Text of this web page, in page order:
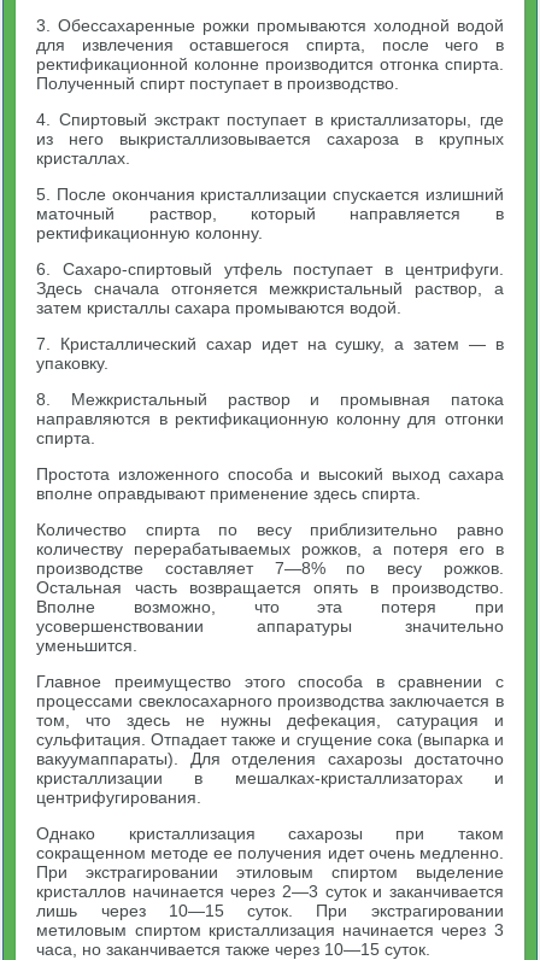
3. Обессахаренные рожки промываются холодной водой
для извлечения оставшегося спирта, после чего в
ректификационной колонне производится отгонка спирта.
Полученный спирт поступает в производство.
4. Спиртовый экстракт поступает в кристаллизаторы, где
из него выкристаллизовывается сахароза в крупных
кристаллах.
5. После окончания кристаллизации спускается излишний
маточный раствор, который направляется в
ректификационную колонну.
6. Caxapo-спиртовый утфель поступает в центрифуги.
Здесь сначала отгоняется межкристальный раствор, а
затем кристаллы сахара промываются водой.
7. Кристаллический сахар идет на сушку, а затем — в
упаковку.
8. Межкристальный раствор и промывная патока
направляются в ректификационную колонну для отгонки
спирта.
Простота изложенного способа и высокий выход сахара
вполне оправдывают применение здесь спирта.
Количество спирта по весу приблизительно равно
количеству перерабатываемых рожков, а потеря его в
производстве составляет 7—8% по весу рожков.
Остальная часть возвращается опять в производство.
Вполне возможно, что эта потеря при
усовершенствовании аппаратуры значительно
уменьшится.
Главное преимущество этого способа в сравнении с
процессами свеклосахарного производства заключается в
том, что здесь не нужны дефекация, сатурация и
сульфитация. Отпадает также и сгущение сока (выпарка и
вакуумаппараты). Для отделения сахарозы достаточно
кристаллизации в мешалках-кристаллизаторах и
центрифугирования.
Однако кристаллизация сахарозы при таком
сокращенном методе ее получения идет очень медленно.
При экстрагировании этиловым спиртом выделение
кристаллов начинается через 2—3 суток и заканчивается
лишь через 10—15 суток. При экстрагировании
метиловым спиртом кристаллизация начинается через 3
часа, но заканчивается также через 10—15 суток.